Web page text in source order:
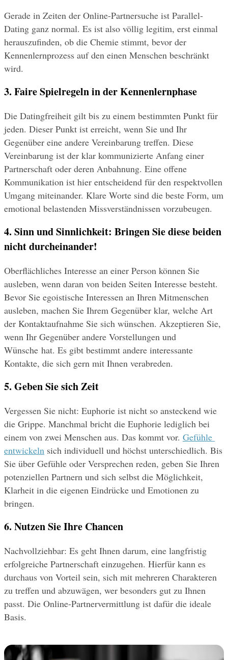
Gerade in Zeiten der Online-Partnersuche ist Parallel-
Dating ganz normal. Es ist also völlig legitim, erst einmal
herauszufinden, ob die Chemie stimmt, bevor der
Kennenlernprozess auf den einen Menschen beschränkt
wird.
3. Faire Spielregeln in der Kennenlernphase
Die Datingfreiheit gilt bis zu einem bestimmten Punkt für
jeden. Dieser Punkt ist erreicht, wenn Sie und Ihr
Gegenüber eine andere Vereinbarung treffen. Diese
Vereinbarung ist der klar kommunizierte Anfang einer
Partnerschaft oder deren Anbahnung. Eine offene
Kommunikation ist hier entscheidend für den respektvollen
Umgang miteinander. Klare Worte sind die beste Form, um
emotional belastenden Missverständnissen vorzubeugen.
4. Sinn und Sinnlichkeit: Bringen Sie diese beiden
nicht durcheinander!
Oberflächliches Interesse an einer Person können Sie
ausleben, wenn daran von beiden Seiten Interesse besteht.
Bevor Sie egoistische Interessen an Ihren Mitmenschen
ausleben, machen Sie Ihrem Gegenüber klar, welche Art
der Kontaktaufnahme Sie sich wünschen. Akzeptieren Sie,
wenn Ihr Gegenüber andere Vorstellungen und
Wünsche hat. Es gibt bestimmt andere interessante
Kontakte, die sich gern mit Ihnen verabreden.
5. Geben Sie sich Zeit
Vergessen Sie nicht: Euphorie ist nicht so ansteckend wie
die Grippe. Manchmal bricht die Euphorie lediglich bei
einem von zwei Menschen aus. Das kommt vor. Gefühle
entwickeln sich individuell und höchst unterschiedlich. Bis
Sie über Gefühle oder Versprechen reden, geben Sie Ihren
potenziellen Partnern und sich selbst die Möglichkeit,
Klarheit in die eigenen Eindrücke und Emotionen zu
bringen.
6. Nutzen Sie Ihre Chancen
Nachvollziehbar: Es geht Ihnen darum, eine langfristig
erfolgreiche Partnerschaft einzugehen. Hierfür kann es
durchaus von Vorteil sein, sich mit mehreren Charakteren
zu treffen und abzuwägen, wer besonders gut zu Ihnen
passt. Die Online-Partnervermittlung ist dafür die ideale
Basis.